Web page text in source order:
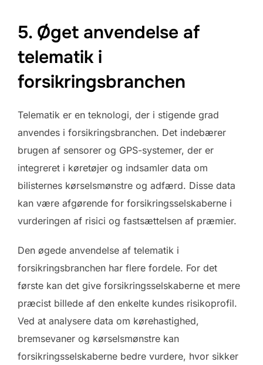
5. Øget anvendelse af
telematik i
forsikringsbranchen
Telematik er en teknologi, der i stigende grad
anvendes i forsikringsbranchen. Det indebærer
brugen af sensorer og GPS-systemer, der er
integreret i køretøjer og indsamler data om
bilisternes kørselsmønstre og adfærd. Disse data
kan være afgørende for forsikringsselskaberne i
vurderingen af risici og fastsættelsen af præmier.
Den øgede anvendelse af telematik i
forsikringsbranchen har flere fordele. For det
første kan det give forsikringsselskaberne et mere
præcist billede af den enkelte kundes risikoprofil.
Ved at analysere data om kørehastighed,
bremsevaner og kørselsmønstre kan
forsikringsselskaberne bedre vurdere, hvor sikker